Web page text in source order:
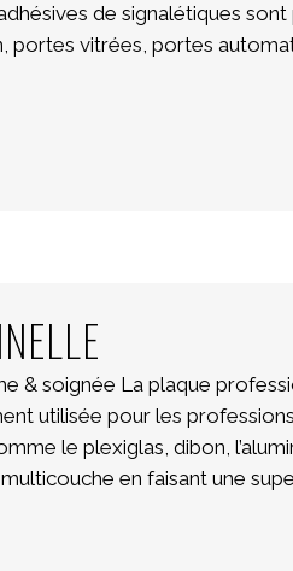
de signalétiques
portes vitrées, portes
& soignée La plaque
utilisée pour les
le plexiglas, dibon,
en faisant une